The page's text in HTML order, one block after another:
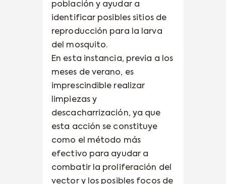
población y ayudar a
identificar posibles sitios de
reproducción para la larva
del mosquito.
En esta instancia, previa a los
meses de verano, es
imprescindible realizar
limpiezas y
descacharrización, ya que
esta acción se constituye
como el método más
efectivo para ayudar a
combatir la proliferación del
vector y los posibles focos de